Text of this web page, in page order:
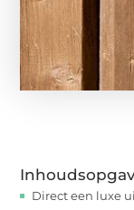
Direct een luxe